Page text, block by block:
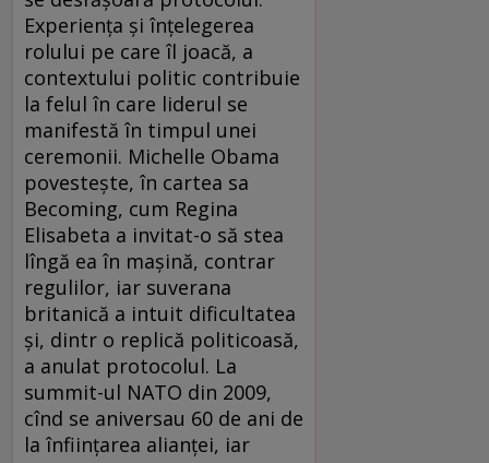
Experiența și înțelegerea
rolului pe care îl joacă, a
contextului politic contribuie
la felul în care liderul se
manifestă în timpul unei
ceremonii. Michelle Obama
povestește, în cartea sa
Becoming, cum Regina
Elisabeta a invitat-o să stea
lîngă ea în mașină, contrar
regulilor, iar suverana
britanică a intuit dificultatea
și, dintr o replică politicoasă,
a anulat protocolul. La
summit-ul NATO din 2009,
cînd se aniversau 60 de ani de
la înființarea alianței, iar